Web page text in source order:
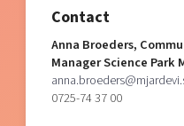
Contact
Anna Broeders,
Manager Science Park
0725-74 37 00